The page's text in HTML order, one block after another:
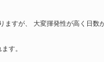
すが、 大変揮発性が高く日数
す。